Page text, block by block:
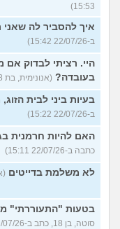
15:53)
איך להסביר לה שאני
ב-22/07/26 15:42)
היי. רציתי לבדוק אם
בעובדה? (אנונימית, בת 18, כתבה ב-22/07/26 15:31)
בעיות ביני לבית
ב-22/07/26 15:22)
האם להיות חרמנית
כתבה ב-22/07/26 15:11)
לא משלמת בדייטים (אלי,
בטעות "התעוררתי"
סוטה, בן 18, כתב ב-22/07/26 14:51)